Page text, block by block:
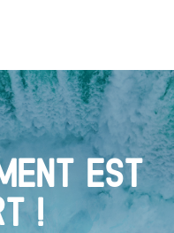
est
!